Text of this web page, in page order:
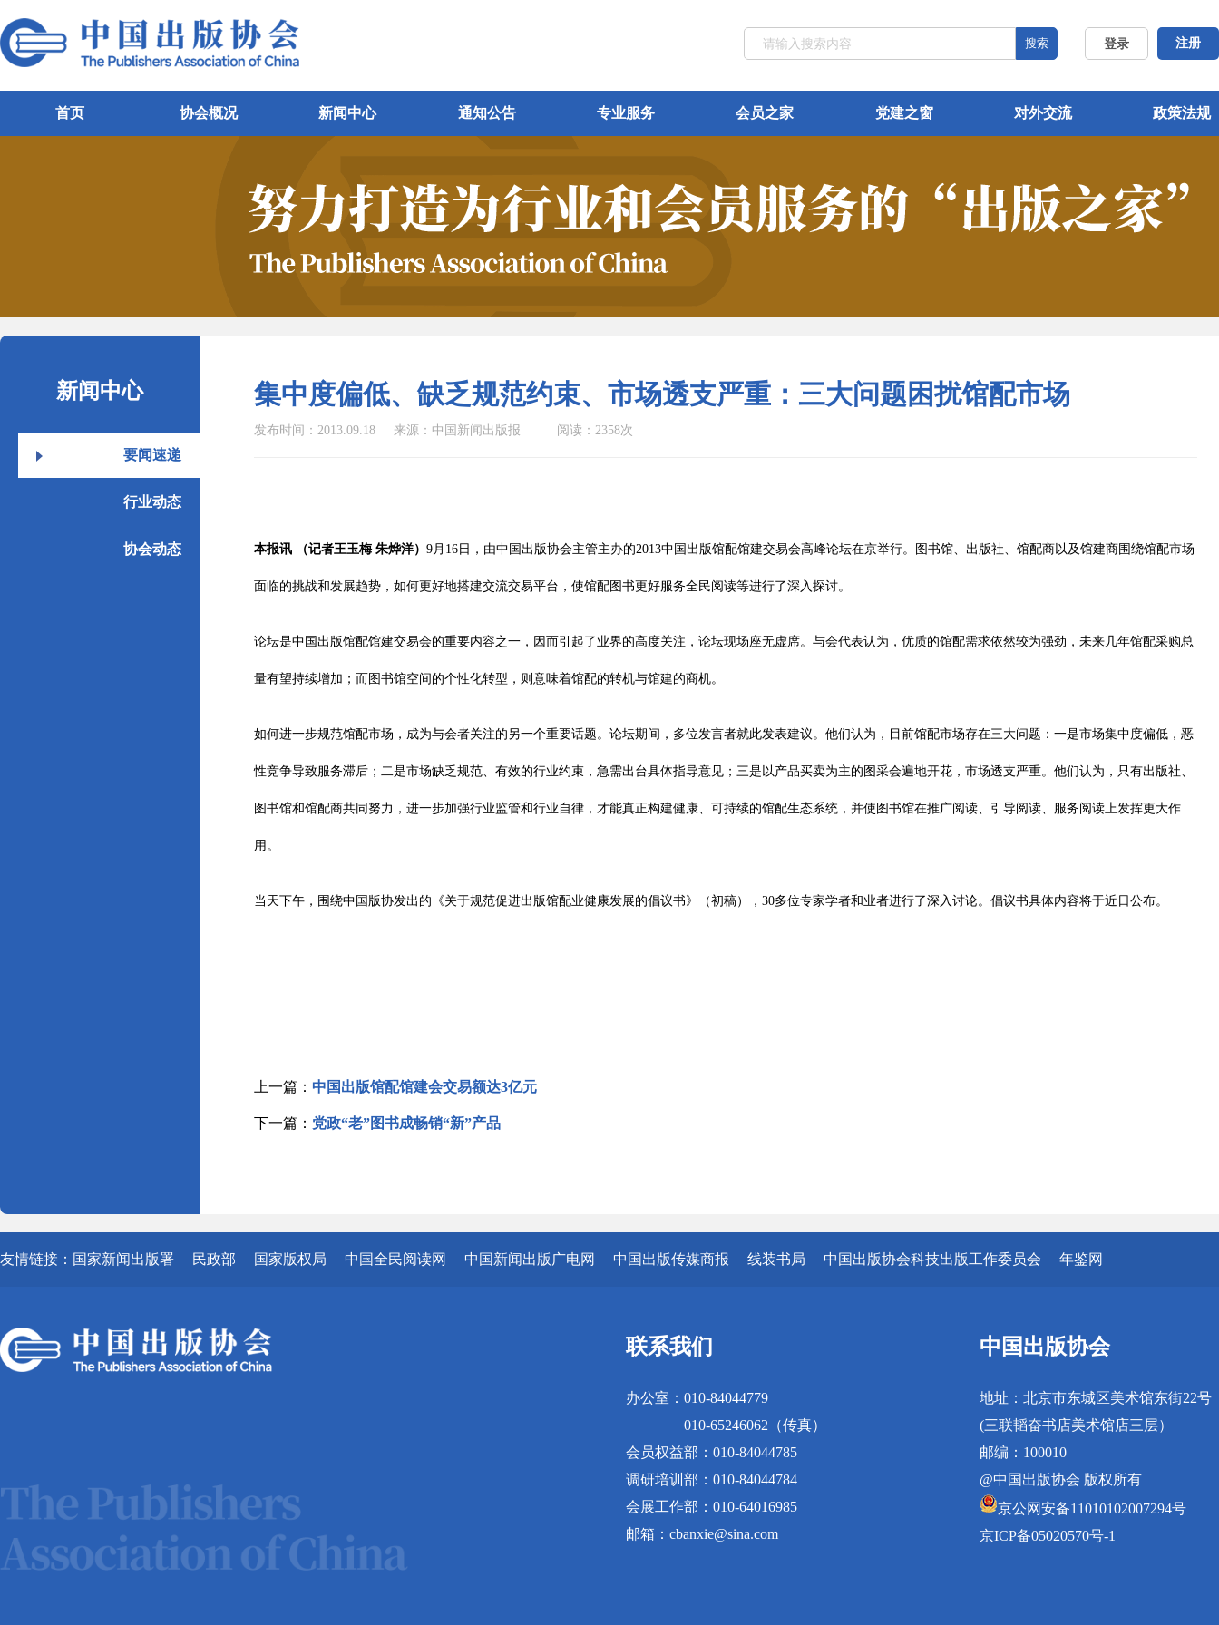
登录 注册
搜索
首页 协会概况 新闻中心 通知公告 专业服务 会员之家 党建之窗 对外交流 政策法规
新闻中心
要闻速递
行业动态
协会动态
集中度偏低、缺乏规范约束、市场透支严重：三大问题困扰馆配市场
发布时间：2013.09.18 来源：中国新闻出版报 阅读：2358次
本报讯 （记者王玉梅 朱烨洋） 9月16日，由中国出版协会主管主办的2013中国出版馆配馆建交易会高峰论坛在京举行。图书馆、出版社、馆配商以及馆建商围绕馆配市场
面临的挑战和发展趋势，如何更好地搭建交流交易平台，使馆配图书更好服务全民阅读等进行了深入探讨。
论坛是中国出版馆配馆建交易会的重要内容之一，因而引起了业界的高度关注，论坛现场座无虚席。与会代表认为，优质的馆配需求依然较为强劲，未来几年馆配采购总
量有望持续增加；而图书馆空间的个性化转型，则意味着馆配的转机与馆建的商机。
如何进一步规范馆配市场，成为与会者关注的另一个重要话题。论坛期间，多位发言者就此发表建议。他们认为，目前馆配市场存在三大问题：一是市场集中度偏低，恶
性竞争导致服务滞后；二是市场缺乏规范、有效的行业约束，急需出台具体指导意见；三是以产品买卖为主的图采会遍地开花，市场透支严重。他们认为，只有出版社、
图书馆和馆配商共同努力，进一步加强行业监管和行业自律，才能真正构建健康、可持续的馆配生态系统，并使图书馆在推广阅读、引导阅读、服务阅读上发挥更大作
用。
当天下午，围绕中国版协发出的《关于规范促进出版馆配业健康发展的倡议书》（初稿），30多位专家学者和业者进行了深入讨论。倡议书具体内容将于近日公布。
上一篇： 中国出版馆配馆建会交易额达3亿元
下一篇： 党政“老”图书成畅销“新”产品
友情链接： 国家新闻出版署 民政部 国家版权局 中国全民阅读网 中国新闻出版广电网 中国出版传媒商报 线装书局 中国出版协会科技出版工作委员会 年鉴网
联系我们
办公室：010-84044779
010-65246062（传真）
会员权益部：010-84044785
调研培训部：010-84044784
会展工作部：010-64016985
邮箱：cbanxie@sina.com
中国出版协会
地址：北京市东城区美术馆东街22号
(三联韬奋书店美术馆店三层）
邮编：100010
@中国出版协会 版权所有
京公网安备11010102007294号
京ICP备05020570号-1